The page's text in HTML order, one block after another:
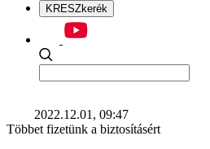
KRESZkerék
2022.12.01, 09:47
Többet fizetünk a biztosításért